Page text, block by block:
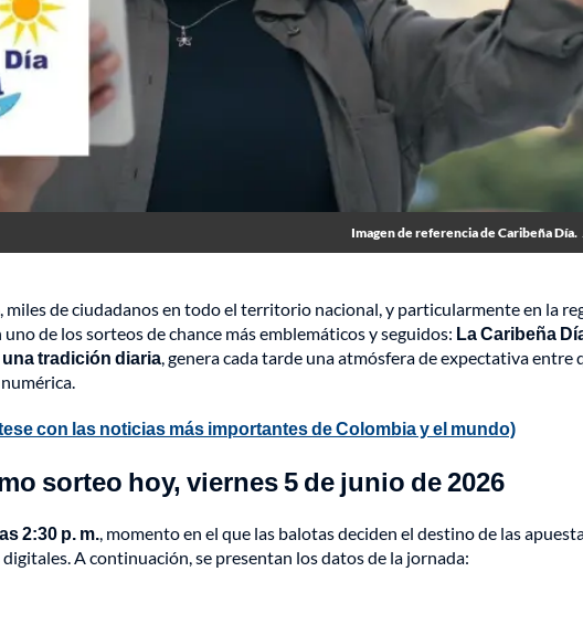
Imagen de referencia de Caribeña Día.
miles de ciudadanos en todo el territorio nacional, y particularmente en la
de los sorteos de chance más emblemáticos y seguidos: La Caribeña
tradición diaria, genera cada tarde una atmósfera de expectativa entre
con las noticias más importantes de Colombia y el mundo)
sorteo hoy, viernes 5 de junio de 2026
2:30 p. m., momento en el que las balotas deciden el destino de las
A continuación, se presentan los datos de la jornada: